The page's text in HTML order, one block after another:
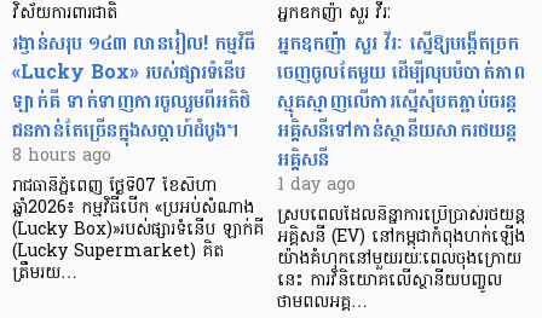
វិស័យការពារជាតិ
រង្វាន់សរុប ១៤៣ លានរៀល! កម្មវិធី
«Lucky Box» របស់ផ្សារទំនើប
ឡាក់គី ទាក់ទាញការចូលរួមពីអតិថិ
ជនកាន់តែច្រើនក្នុងសប្តាហ៍ដំបូង។
8 hours ago
រាជធានីភ្នំពេញ ថ្ងៃទី07 ខែសីហា
ឆ្នាំ2026៖ កម្មវិធីបើក «ប្រអប់សំណាង
(Lucky Box)»របស់ផ្សារទំនើប ឡាក់គី
(Lucky Supermarket) គិត
ត្រឹមរយ…
អ្នកឧកញ៉ា សួរ វីរៈ
អ្នកឧកញ៉ា សួរ វីរៈ ស្នើឱ្យបង្កើតច្រក
ចេញចូលតែមួយ ដើម្បីលុបបំបាត់ភាព
ស្មុគស្មាញលើការស្នើសុំបតភ្ជាប់ចរន្ត
អគ្គិសនីទៅកាន់ស្ថានីយសាករថយន្ត
អគ្គិសនី
1 day ago
ស្របពេលដែលនិន្នាការប្រើប្រាស់រថយន្ត
អគ្គិសនី (EV) នៅកម្ពុជាកំពុងហក់ឡើង
យ៉ាងគំហុកនៅមួយរយៈពេលចុងក្រោយ
នេះ ការវិនិយោគលើស្ថានីយបញ្ចូល
ថាមពលអគ្គ…